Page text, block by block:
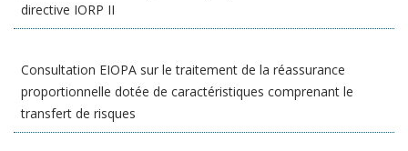
directive IORP II
Consultation EIOPA sur le traitement de la réassurance
proportionnelle dotée de caractéristiques comprenant le
transfert de risques